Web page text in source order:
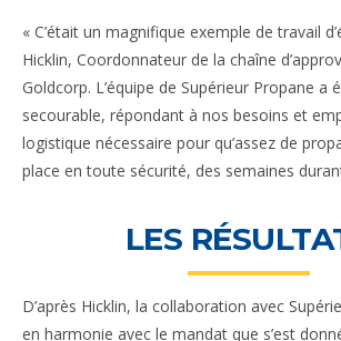
« C’était un magnifique exemple de travail
Hicklin, Coordonnateur de la chaîne
Goldcorp. L’équipe de Supérieur Propane a
secourable, répondant à nos besoins et
logistique nécessaire pour qu’assez de
place en toute sécurité, des semaines
LES
D’après Hicklin, la collaboration avec
en harmonie avec le mandat que s’est